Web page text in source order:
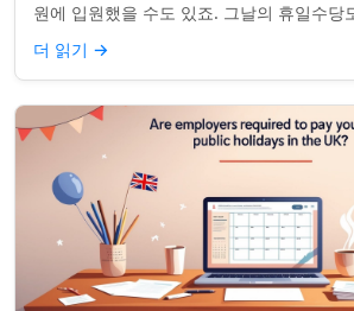
원에 입원했을 수도 있죠. 그날의 휴일수당
이는 흔한 질문이며, 답변은 주...
더 읽기 →